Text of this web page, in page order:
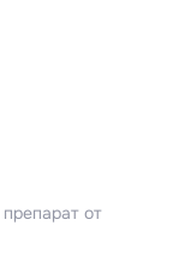
от